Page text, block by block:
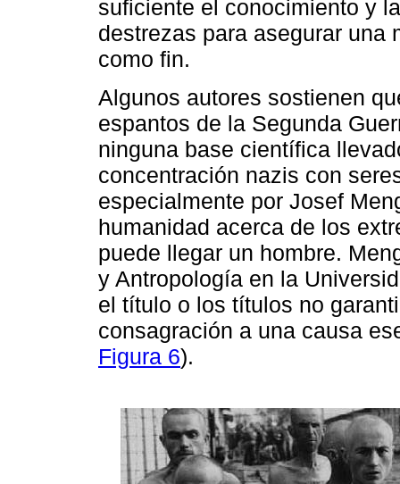
suficiente el conocimiento y
destrezas para asegurar una
como fin.
Algunos autores sostienen
espantos de la Segunda
ninguna base científica
concentración nazis con
especialmente por Josef
humanidad acerca de los
puede llegar un hombre.
y Antropología en la
el título o los títulos no
consagración a una causa
Figura 6).